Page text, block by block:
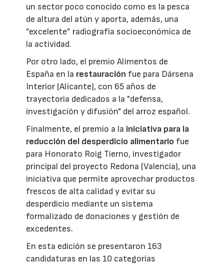
un sector poco conocido como es la pesca
de altura del atún y aporta, además, una
”excelente” radiografía socioeconómica de
la actividad.
Por otro lado, el premio Alimentos de
España en la restauración fue para Dársena
Interior (Alicante), con 65 años de
trayectoria dedicados a la "defensa,
investigación y difusión" del arroz español.
Finalmente, el premio a la iniciativa para la
reducción del desperdicio alimentario fue
para Honorato Roig Tierno, investigador
principal del proyecto Redona (Valencia), una
iniciativa que permite aprovechar productos
frescos de alta calidad y evitar su
desperdicio mediante un sistema
formalizado de donaciones y gestión de
excedentes.
En esta edición se presentaron 163
candidaturas en las 10 categorías